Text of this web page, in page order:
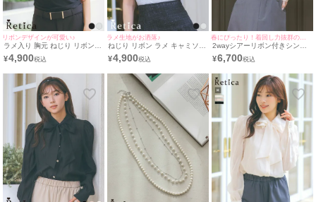
リボンデザインが可愛い♪
ラメ入り 胸元 ねじり リボン
デザイン キャミソール [Retica/
レティカ]
¥4,900
ラメ生地がお洒落♪
ねじり リボン ラメ キャミソー
ル [Retica/レティカ]
¥4,900
春にぴったり！着回し力抜群のブラウス◎
2wayシアーリボン付きシンプ
ルシフォンブラウス [Retica/レ
ティカ]
¥6,700